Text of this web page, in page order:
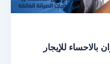
بالاحساء للإيجار